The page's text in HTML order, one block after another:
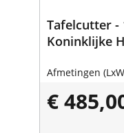
Tafelcutter -
Koninklijke
Afmetingen
€